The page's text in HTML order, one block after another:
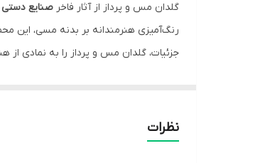
گلدان مس و پرداز از آثار فاخر صنایع دستی
رنگ‌آمیزی هنرمندانه بر بدنه مسی، این
جزئیات، گلدان مس و پرداز را به نمادی از
نظرات